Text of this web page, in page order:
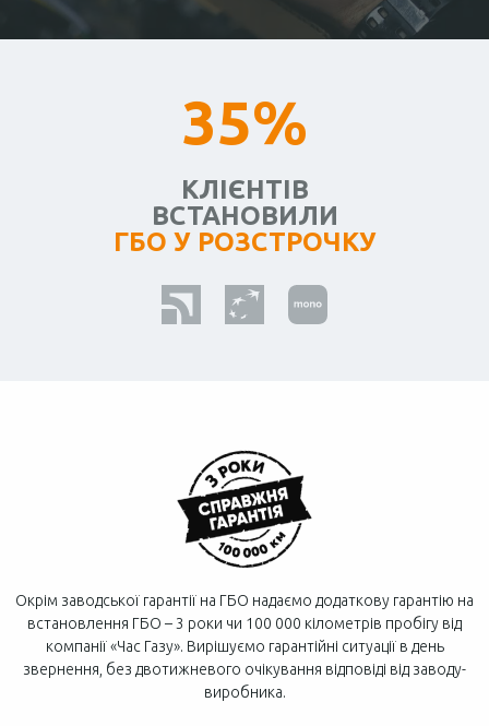
35%
КЛІЄНТІВ
ВСТАНОВИЛИ
ГБО У РОЗСТРОЧКУ
Окрім заводської гарантії на ГБО надаємо додаткову гарантію на
встановлення ГБО – 3 роки чи 100 000 кілометрів пробігу від
компанії «Час Газу». Вирішуємо гарантійні ситуації в день
звернення, без двотижневого очікування відповіді від заводу-
виробника.